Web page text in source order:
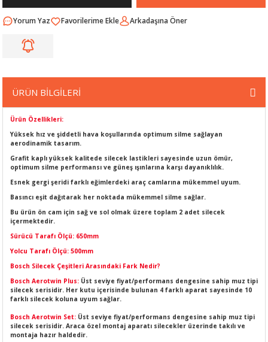
ÜRÜNLERİ
Yorum Yaz Arkadaşına Öner
ÜRÜN BİLGİLERİ
Ürün Özellikleri:
Yüksek hız ve şiddetli hava koşullarında optimum silme sağlayan
aerodinamik tasarım.
Grafit kaplı yüksek kalitede silecek lastikleri sayesinde uzun ömür,
optimum silme performansı ve güneş ışınlarına karşı dayanıklılık.
Esnek gergi şeridi farklı eğimlerdeki araç camlarına mükemmel uyum.
Basıncı eşit dağıtarak her noktada mükemmel silme sağlar.
Bu ürün ön cam için sağ ve sol olmak üzere toplam 2 adet silecek
içermektedir.
Sürücü Tarafı Ölçü: 650mm
Yolcu Tarafı Ölçü: 500mm
Bosch Silecek Çeşitleri Arasındaki Fark Nedir?
Bosch Aerotwin Plus: Üst seviye fiyat/performans dengesine sahip muz tipi
silecek serisidir. Her kutu içerisinde bulunan 4 farklı aparat sayesinde 10
farklı silecek koluna uyum sağlar.
Bosch Aerotwin Set: Üst seviye fiyat/performans dengesine sahip muz tipi
silecek serisidir. Araca özel montaj aparatı silecekler üzerinde takılı ve
montaja hazır haldedir.